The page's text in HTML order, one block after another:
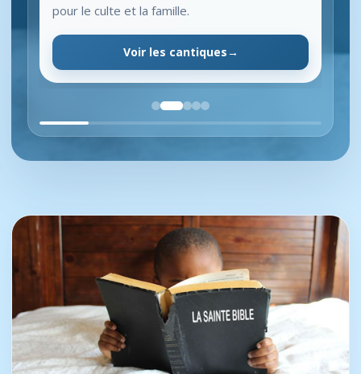
pour le culte et la famille.
Voir les cantiques